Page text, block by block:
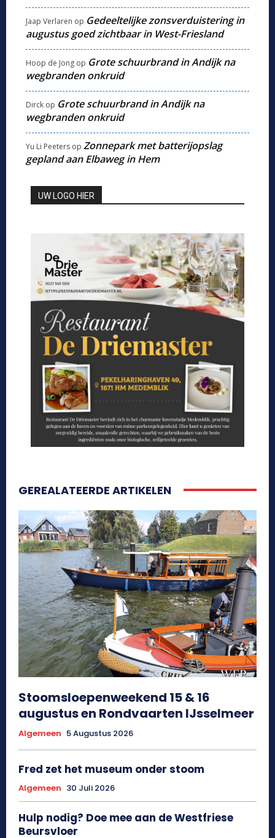
Jaap Verlaren op Gedeeltelijke zonsverduistering in
augustus goed zichtbaar in West-Friesland
Hoop de Jong op Grote schuurbrand in Andijk na
wegbranden onkruid
Dirck op Grote schuurbrand in Andijk na
wegbranden onkruid
Yu Li Peeters op Zonnepark met batterijopslag
gepland aan Elbaweg in Hem
UW LOGO HIER
GEREALATEERDE ARTIKELEN
Stoomsloepenweekend 15 & 16
augustus en Rondvaarten IJsselmeer
Algemeen 5 Augustus 2026
Fred zet het museum onder stoom
Algemeen 30 Juli 2026
Hulp nodig? Doe mee aan de Westfriese
Beursvloer